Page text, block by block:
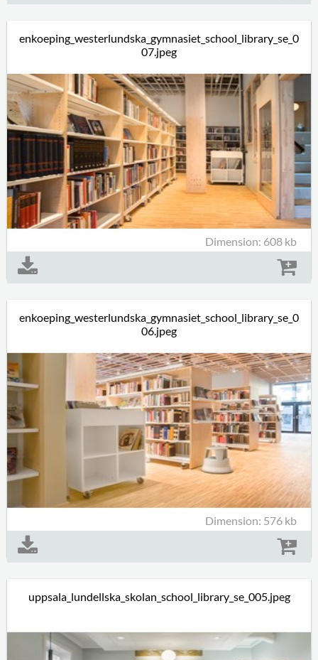
enkoeping_westerlundska_gymnasiet_school_library_se_0
07.jpeg
Dimension: 608 kb
enkoeping_westerlundska_gymnasiet_school_library_se_0
06.jpeg
Dimension: 576 kb
uppsala_lundellska_skolan_school_library_se_005.jpeg